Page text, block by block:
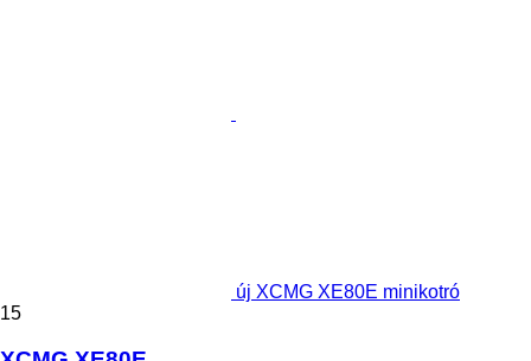
új XCMG XE80E minikotró
15